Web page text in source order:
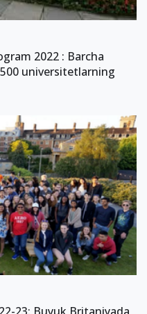
2022 : Barcha
universitetlarning
23: Buyuk Britaniyada